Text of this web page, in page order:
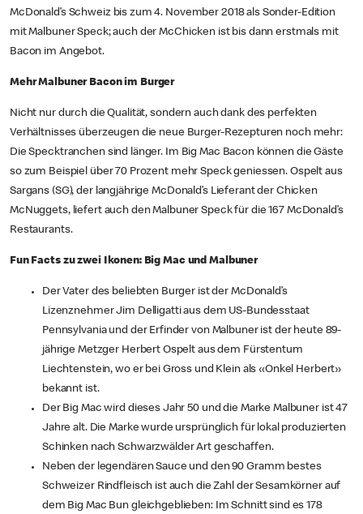
McDonald’s Schweiz bis zum 4. November 2018 als Sonder-Edition
mit Malbuner Speck; auch der McChicken ist bis dann erstmals mit
Bacon im Angebot.
Mehr Malbuner Bacon im Burger
Nicht nur durch die Qualität, sondern auch dank des perfekten
Verhältnisses überzeugen die neue Burger-Rezepturen noch mehr:
Die Specktranchen sind länger. Im Big Mac Bacon können die Gäste
so zum Beispiel über 70 Prozent mehr Speck geniessen. Ospelt aus
Sargans (SG), der langjährige McDonald’s Lieferant der Chicken
McNuggets, liefert auch den Malbuner Speck für die 167 McDonald’s
Restaurants.
Fun Facts zu zwei Ikonen: Big Mac und Malbuner
Der Vater des beliebten Burger ist der McDonald’s
Lizenznehmer Jim Delligatti aus dem US-Bundesstaat
Pennsylvania und der Erfinder von Malbuner ist der heute 89-
jährige Metzger Herbert Ospelt aus dem Fürstentum
Liechtenstein, wo er bei Gross und Klein als «Onkel Herbert»
bekannt ist.
Der Big Mac wird dieses Jahr 50 und die Marke Malbuner ist 47
Jahre alt. Die Marke wurde ursprünglich für lokal produzierten
Schinken nach Schwarzwälder Art geschaffen.
Neben der legendären Sauce und den 90 Gramm bestes
Schweizer Rindfleisch ist auch die Zahl der Sesamkörner auf
dem Big Mac Bun gleichgeblieben: Im Schnitt sind es 178